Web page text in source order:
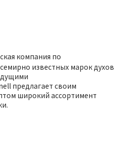
компания по
известных марок духов
предлагает своим
широкий ассортимент